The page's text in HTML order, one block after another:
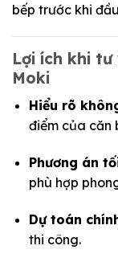
bếp trước khi
Lợi ích khi
Moki
Hiểu rõ
điểm của căn
Phương án
phù hợp
Dự toán
thi công.